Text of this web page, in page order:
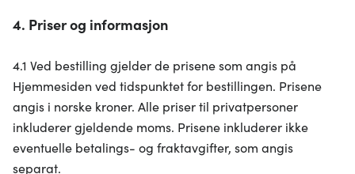
4. Priser og informasjon
4.1 Ved bestilling gjelder de prisene som angis på
Hjemmesiden ved tidspunktet for bestillingen. Prisene
angis i norske kroner. Alle priser til privatpersoner
inkluderer gjeldende moms. Prisene inkluderer ikke
eventuelle betalings- og fraktavgifter, som angis
separat.